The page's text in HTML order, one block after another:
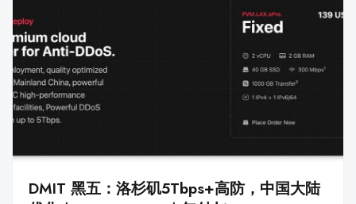
DMIT 黑五：洛杉矶5Tbps+高防，中国大陆